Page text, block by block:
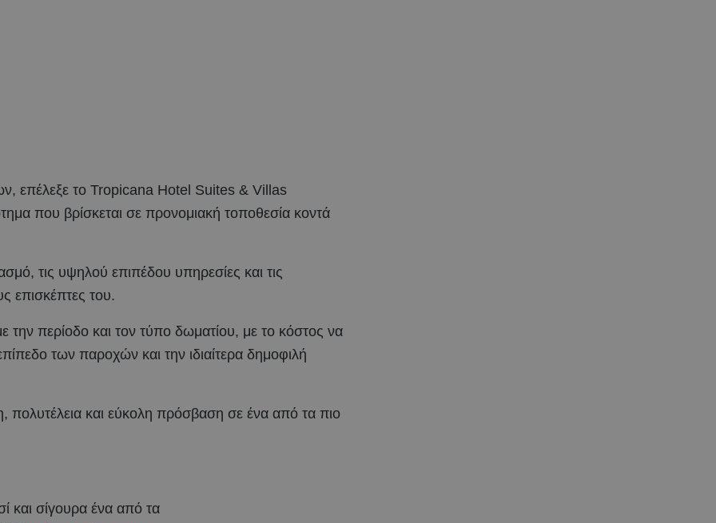
επέλεξε το Tropicana Hotel Suites & Villas
που βρίσκεται σε προνομιακή τοποθεσία κοντά
τις υψηλού επιπέδου υπηρεσίες και τις
επισκέπτες του.
την περίοδο και τον τύπο δωματίου, με το κόστος να
των παροχών και την ιδιαίτερα δημοφιλή
πολυτέλεια και εύκολη πρόσβαση σε ένα από τα πιο
και σίγουρα ένα από τα